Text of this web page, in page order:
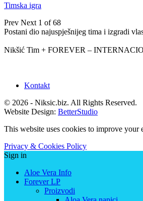
Timska igra
Prev Next 1 of 68
Postani dio najuspješnijeg tima i izgradi
Nikšić Tim + FOREVER –
Kontakt
© 2026 - Niksic.biz. All Rights Reserved.
Website Design: BetterStudio
This website uses cookies to improve
Privacy & Cookies Policy
Sign in
Aloe Vera Info
Forever LP
Proizvodi